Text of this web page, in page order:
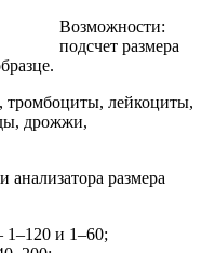
Возможности:
подсчет размера
тромбоциты, лейкоциты,
дрожжи,
анализатора размера
и 1–60;